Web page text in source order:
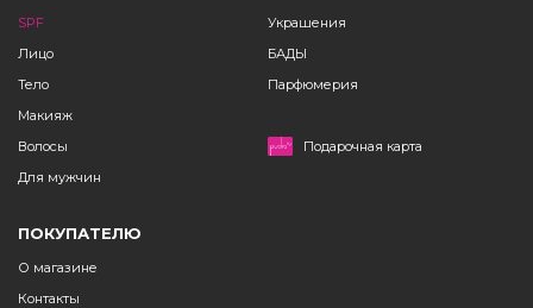
SPF
Лицо
Тело
Макияж
Волосы
Для мужчин
Украшения
БАДЫ
Парфюмерия
Подарочная карта
ПОКУПАТЕЛЮ
О магазине
Контакты